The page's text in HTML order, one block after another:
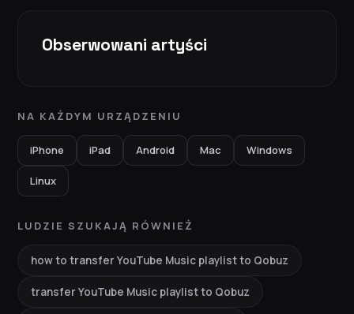
Obserwowani artyści
NA KAŻDYM URZĄDZENIU
iPhone iPad Android Mac Windows
Linux
LUDZIE SZUKAJĄ RÓWNIEŻ
how to transfer YouTube Music playlist to Qobuz
transfer YouTube Music playlist to Qobuz